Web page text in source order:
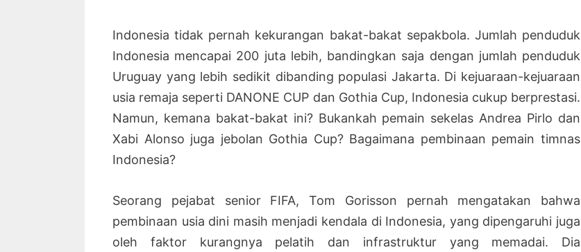
Indonesia tidak pernah kekurangan bakat-bakat sepakbola. Jumlah penduduk
Indonesia mencapai 200 juta lebih, bandingkan saja dengan jumlah penduduk
Uruguay yang lebih sedikit dibanding populasi Jakarta. Di kejuaraan-kejuaraan
usia remaja seperti DANONE CUP dan Gothia Cup, Indonesia cukup berprestasi.
Namun, kemana bakat-bakat ini? Bukankah pemain sekelas Andrea Pirlo dan
Xabi Alonso juga jebolan Gothia Cup? Bagaimana pembinaan pemain timnas
Indonesia?
Seorang pejabat senior FIFA, Tom Gorisson pernah mengatakan bahwa
pembinaan usia dini masih menjadi kendala di Indonesia, yang dipengaruhi juga
oleh faktor kurangnya pelatih dan infrastruktur yang memadai. Dia